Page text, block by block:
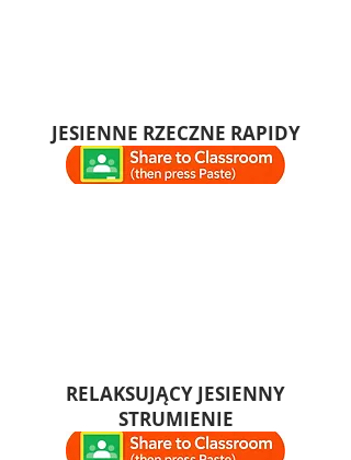
JESIENNE RZECZNE RAPIDY
RELAKSUJĄCY JESIENNY
STRUMIENIE